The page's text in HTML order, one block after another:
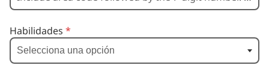
Habilidades *